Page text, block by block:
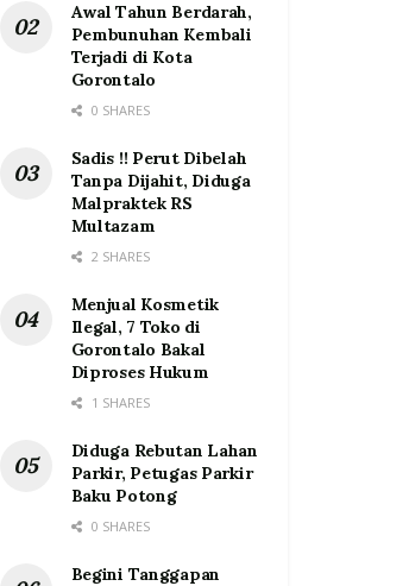
Awal Tahun Berdarah,
Pembunuhan Kembali
Terjadi di Kota
Gorontalo
0 SHARES
Sadis !! Perut Dibelah
Tanpa Dijahit, Diduga
Malpraktek RS
Multazam
2 SHARES
Menjual Kosmetik
Ilegal, 7 Toko di
Gorontalo Bakal
Diproses Hukum
1 SHARES
Diduga Rebutan Lahan
Parkir, Petugas Parkir
Baku Potong
0 SHARES
Begini Tanggapan